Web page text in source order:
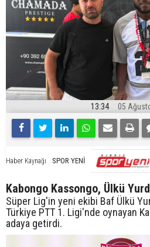
13:34 05
Haber Kaynağı SPOR YENİ
Kabongo Kassongo, Ülkü
Süper Lig'in yeni ekibi Baf Ülkü
Türkiye PTT 1. Ligi'nde oynayan
adaya getirdi.